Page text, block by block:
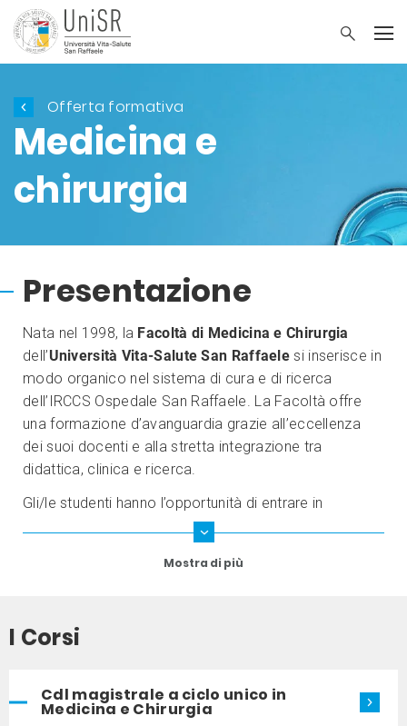
Offerta formativa
Medicina e
chirurgia
Presentazione
Nata nel 1998, la Facoltà di Medicina e Chirurgia
dell’Università Vita-Salute San Raffaelesi inserisce in
modo organico nel sistema di cura e di ricerca
dell’IRCCS Ospedale San Raffaele. La Facoltà offre
una formazione d’avanguardia grazie all’eccellenza
dei suoi docenti e alla stretta integrazione tra
didattica, clinica e ricerca.
Gli/le studenti hanno l’opportunità di entrare in
contatto fin dagli inizi del proprio percorso con
l’assistenza avanzata offerta dall’
e con la ricerca di alta qualità svolta
inserito nel Gruppo Ospedaliero San Donato e
dati della ricerca al letto del paziente.
Mostra di più
I Corsi
Cdl magistrale a ciclo unico in
Medicina e Chirurgia